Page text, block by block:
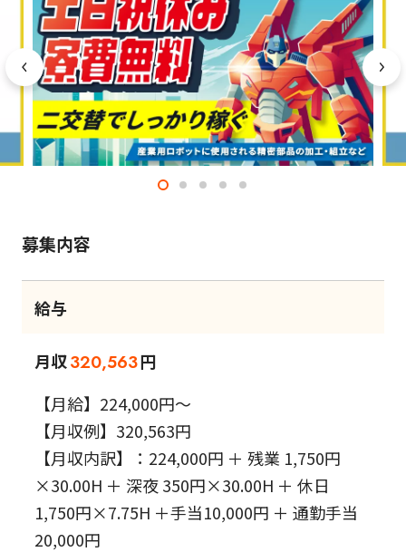
募集内容
給与
月収320,563円
【月給】224,000円～
【月収例】320,563円
【月収内訳】：224,000円 ＋ 残業 1,750円
×30.00H ＋ 深夜 350円×30.00H ＋ 休日
1,750円×7.75H ＋手当10,000円 ＋ 通勤手当
20,000円